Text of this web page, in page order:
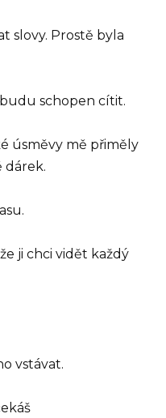
slovy. Prostě byla
schopen cítit.
úsměvy mě přiměly
dárek.
ji chci vidět každý
vstávat.